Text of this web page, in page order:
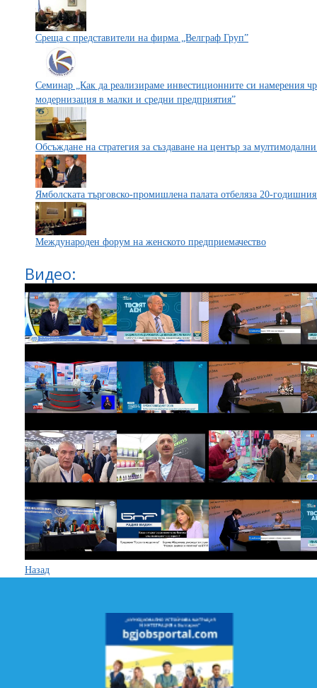
Среща с представители на фирма „Велграф Груп”
Семинар „Как да реализираме инвестиционните си намерения
модернизация в малки и средни предприятия”
Обсъждане на стратегия за създаване на център за
Ямболската търговско-промишлена палата отбеляза 20-
Международен форум на женското предприемачество
Видео:
Назад